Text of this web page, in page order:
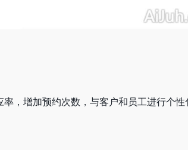
，增加预约次数，与客户和员工进行个